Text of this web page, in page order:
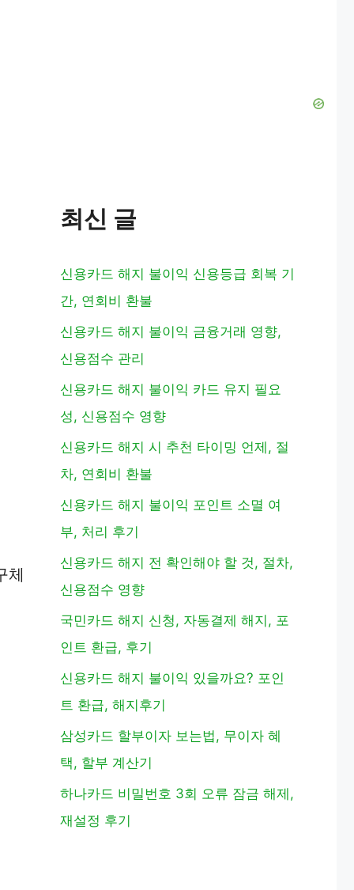
체
최신 글
신용카드 해지 불이익 신용등급 회복 기
간, 연회비 환불
신용카드 해지 불이익 금융거래 영향,
신용점수 관리
신용카드 해지 불이익 카드 유지 필요
성, 신용점수 영향
신용카드 해지 시 추천 타이밍 언제, 절
차, 연회비 환불
신용카드 해지 불이익 포인트 소멸 여
부, 처리 후기
신용카드 해지 전 확인해야 할 것, 절차,
신용점수 영향
국민카드 해지 신청, 자동결제 해지, 포
인트 환급, 후기
신용카드 해지 불이익 있을까요? 포인
트 환급, 해지후기
삼성카드 할부이자 보는법, 무이자 혜
택, 할부 계산기
하나카드 비밀번호 3회 오류 잠금 해제,
재설정 후기